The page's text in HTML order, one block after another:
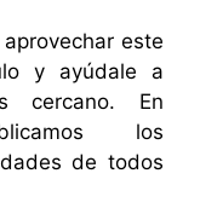
este
y ayúdale a
cercano. En
los
de todos